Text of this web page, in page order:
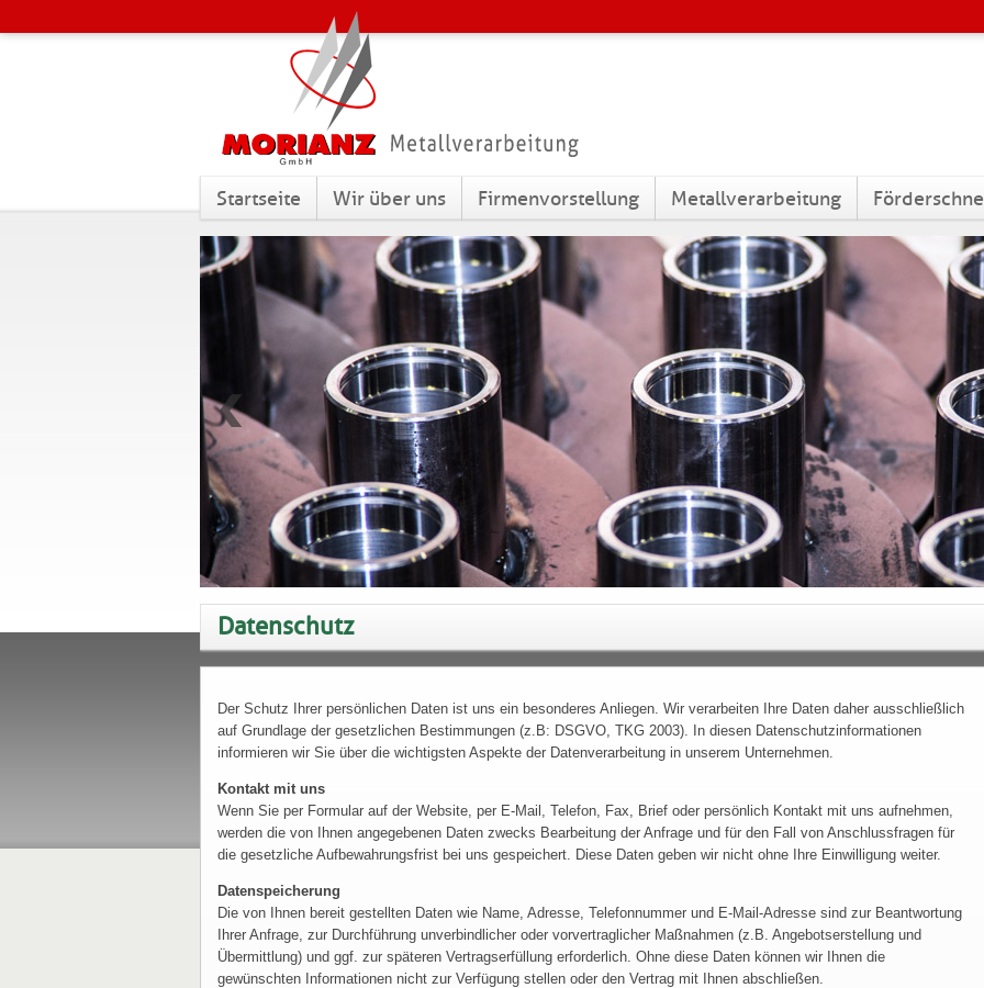
Startseite Wir über uns Firmenvorstellung Metallverarbeitung
Datenschutz
Der Schutz Ihrer persönlichen Daten ist uns ein besonderes Anliegen. Wir verarbeiten Ihre Daten daher ausschließlich
auf Grundlage der gesetzlichen Bestimmungen (z.B: DSGVO, TKG 2003). In diesen Datenschutzinformationen
informieren wir Sie über die wichtigsten Aspekte der Datenverarbeitung in unserem Unternehmen.
Kontakt mit uns
Wenn Sie per Formular auf der Website, per E-Mail, Telefon, Fax, Brief oder persönlich Kontakt mit uns aufnehmen,
werden die von Ihnen angegebenen Daten zwecks Bearbeitung der Anfrage und für den Fall von Anschlussfragen für
die gesetzliche Aufbewahrungsfrist bei uns gespeichert. Diese Daten geben wir nicht ohne Ihre Einwilligung weiter.
Datenspeicherung
Die von Ihnen bereit gestellten Daten wie Name, Adresse, Telefonnummer und E-Mail-Adresse sind zur Beantwortung
Ihrer Anfrage, zur Durchführung unverbindlicher oder vorvertraglicher Maßnahmen (z.B. Angebotserstellung und
Übermittlung) und ggf. zur späteren Vertragserfüllung erforderlich. Ohne diese Daten können wir Ihnen die
gewünschten Informationen nicht zur Verfügung stellen oder den Vertrag mit Ihnen abschließen.